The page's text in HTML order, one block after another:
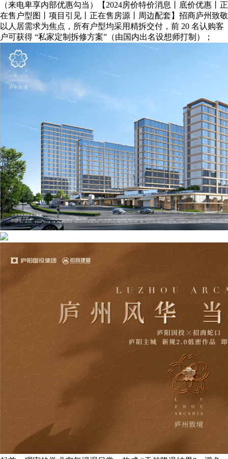
（来电卑享内部优惠勾当）【2024房价特价消息丨底价优惠丨正
在售户型图丨项目引见丨正在售房源丨周边配套】招商庐州致敬
以人居需求为焦点，所有户型均采用精拆交付，前 20 名认购客
户可获得 “私家定制拆修方案”（由国内出名设想师打制）；